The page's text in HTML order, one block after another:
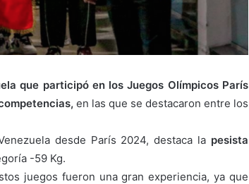
que participó en los Juegos Olímpicos París
en las que se destacaron entre los
desde París 2024, destaca la pesista
-59 Kg.
juegos fueron una gran experiencia, ya que